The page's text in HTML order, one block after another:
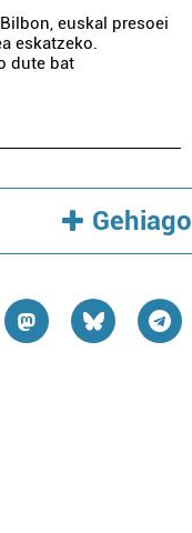
euskal presoei
eskatzeko.
dute bat
Gehiago